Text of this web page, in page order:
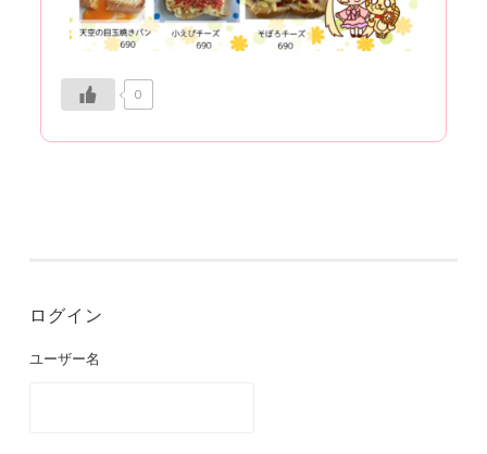
0
ログイン
ユーザー名